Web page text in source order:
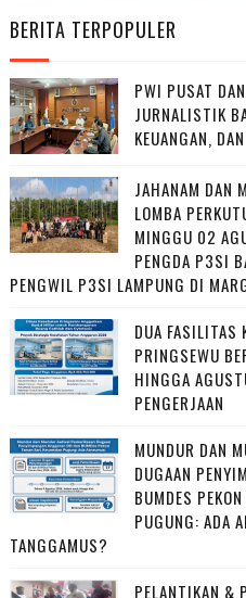
BERITA TERPOPULER
PWI PUSAT
JURNALISTIK
KEUANGAN,
JAHANAM DAN
LOMBA
MINGGU 02
PENGDA P3SI
PENGWIL P3SI LAMPUNG DI
DUA FASILITAS
PRINGSEWU
HINGGA
PENGERJAAN
MUNDUR DAN
DUGAAN
BUMDES
PUGUNG: ADA
TANGGAMUS?
PELANTIKAN &